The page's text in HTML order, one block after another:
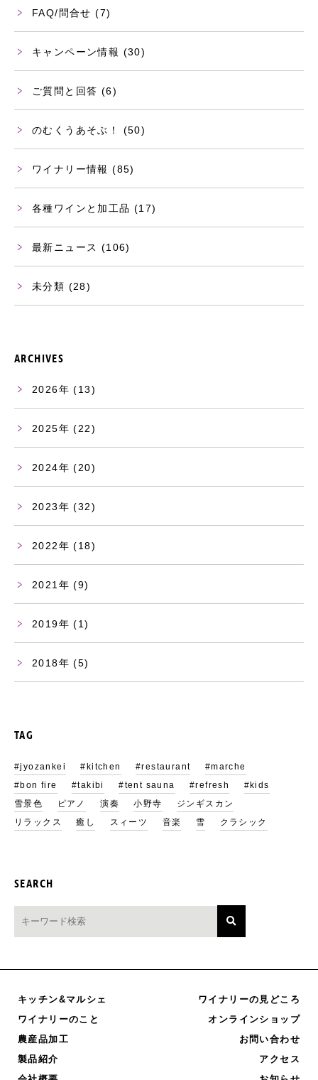
FAQ/問合せ (7)
キャンペーン情報 (30)
ご質問と回答 (6)
のむくうあそぶ！ (50)
ワイナリー情報 (85)
各種ワインと加工品 (17)
最新ニュース (106)
未分類 (28)
ARCHIVES
2026 (13)
2025 (22)
2024 (20)
2023 (32)
2022 (18)
2021 (9)
2019 (1)
2018 (5)
TAG
#jyozankei #kitchen #restaurant
#marche
#bon fire
#takibi #tent sauna #refresh
#kids
雪景色
ピアノ 演奏 小野寺
ジンギスカン
リラックス
癒し スィーツ 音楽 雪 クラシック
SEARCH
キッチン&マルシェ
ワイナリーのこと
農産品加工
製品紹介
ワイナリーの見どころ
オンラインショップ
お問い合わせ
アクセス